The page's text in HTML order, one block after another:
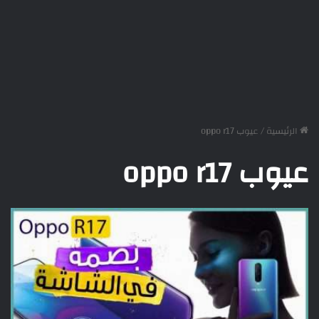
الرئيسية/عيوب oppo r17
عيوب oppo r17